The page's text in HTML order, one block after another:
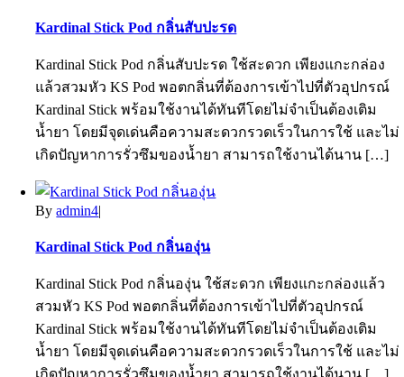
Kardinal Stick Pod กลิ่นสับปะรด
Kardinal Stick Pod กลิ่นสับปะรด ใช้สะดวก เพียงแกะกล่อง
แล้วสวมหัว KS Pod พอตกลิ่นที่ต้องการเข้าไปที่ตัวอุปกรณ์
Kardinal Stick พร้อมใช้งานได้ทันทีโดยไม่จำเป็นต้องเติม
น้ำยา โดยมีจุดเด่นคือความสะดวกรวดเร็วในการใช้ และไม่
เกิดปัญหาการรั่วซึมของน้ำยา สามารถใช้งานได้นาน […]
Byadmin4|
Kardinal Stick Pod กลิ่นองุ่น
Kardinal Stick Pod กลิ่นองุ่น ใช้สะดวก เพียงแกะกล่องแล้ว
สวมหัว KS Pod พอตกลิ่นที่ต้องการเข้าไปที่ตัวอุปกรณ์
Kardinal Stick พร้อมใช้งานได้ทันทีโดยไม่จำเป็นต้องเติม
น้ำยา โดยมีจุดเด่นคือความสะดวกรวดเร็วในการใช้ และไม่
เกิดปัญหาการรั่วซึมของน้ำยา สามารถใช้งานได้นาน […]